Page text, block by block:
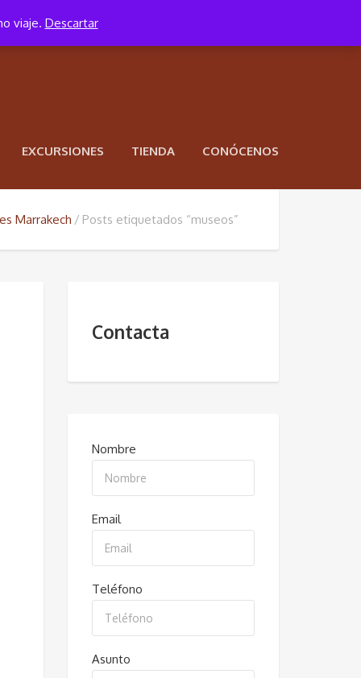
EXCURSIONES TIENDA CONÓCENOS
Marrakech Posts etiquetados “museos”
Contacta
Nombre
Email
Teléfono
Asunto
viaje. Descartar